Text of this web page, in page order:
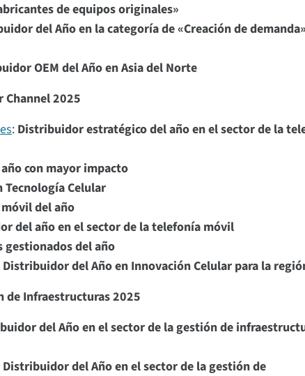
de equipos originales»
del Año en la categoría de «Creación de
OEM del Año en Asia del Norte
Channel 2025
: Distribuidor estratégico del año en el sector de la
con mayor impacto
Tecnología Celular
del año
del año en el sector de la telefonía móvil
gestionados del año
Distribuidor del Año en Innovación Celular para la
de Infraestructuras 2025
del Año en el sector de la gestión de
Distribuidor del Año en el sector de la gestión de